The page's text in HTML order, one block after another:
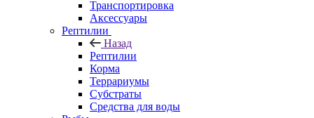
Транспортировка
Аксессуары
Рептилии
Назад
Рептилии
Корма
Террариумы
Субстраты
Средства для воды